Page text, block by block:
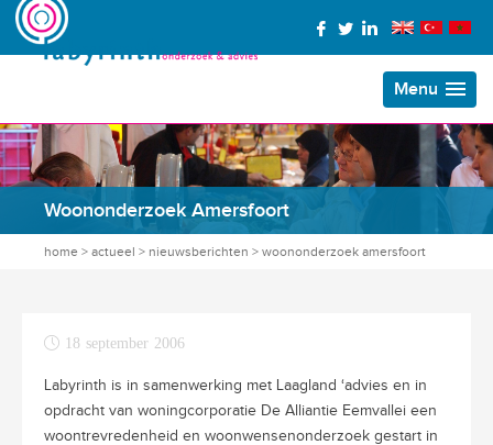
Menu
Woononderzoek Amersfoort
home > actueel > nieuwsberichten > woononderzoek amersfoort
18 september 2006
Labyrinth is in samenwerking met Laagland ‘advies en in
opdracht van woningcorporatie De Alliantie Eemvallei een
woontrevredenheid en woonwensenonderzoek gestart in